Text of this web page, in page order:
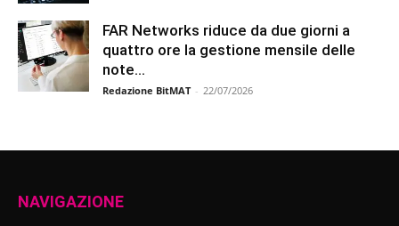
FAR Networks riduce da due giorni a
quattro ore la gestione mensile delle
note...
Redazione BitMAT - 22/07/2026
NAVIGAZIONE